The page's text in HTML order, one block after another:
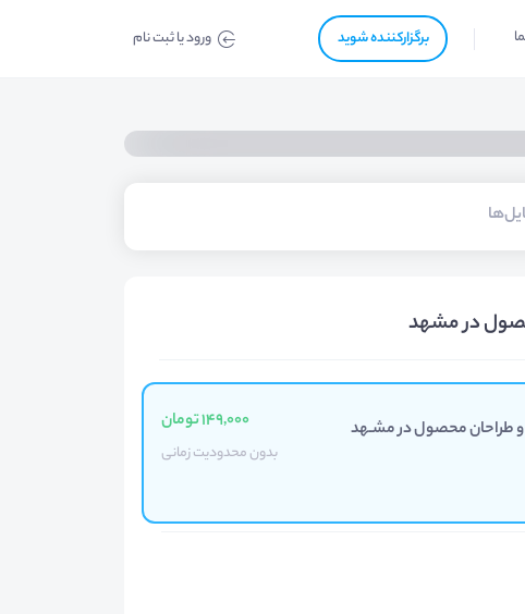
برگزار‌‌کننده شوید ورود یا ثبت نام
در مشهد
طراحان محصول در مشـهد 149,000 تومان
بدون محدودیت زمانی